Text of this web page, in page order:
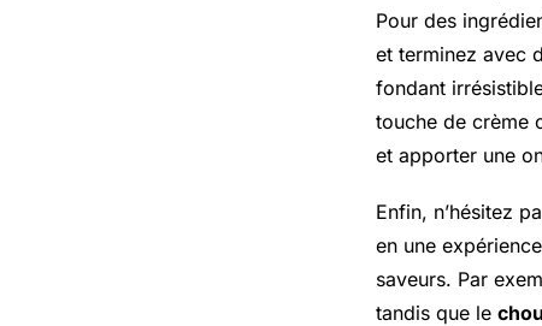
Pour des
et terminez avec
fondant
touche de crème
et apporter une
Enfin, n’hésitez
en une
saveurs. Par
tandis que le